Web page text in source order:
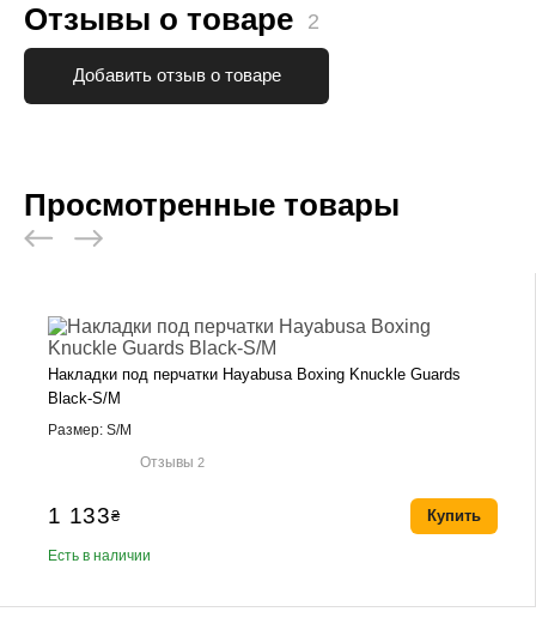
Отзывы о товаре 2
Добавить отзыв о товаре
Просмотренные товары
Накладки под перчатки Hayabusa Boxing Knuckle Guards
Black-S/M
Размер: S/M
Отзывы2
1 133₴
Есть в наличии
Купить